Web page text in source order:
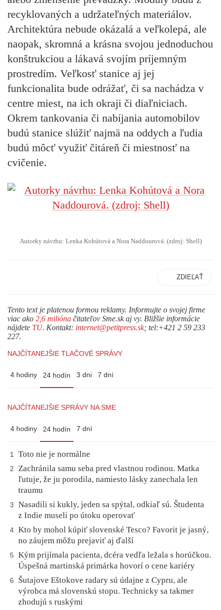
recyklovaných a udržateľných materiálov.
Architektúra nebude okázalá a veľkolepá, ale
naopak, skromná a krásna svojou jednoduchou
konštrukciou a lákavá svojím príjemným
prostredím. Veľkosť stanice aj jej
funkcionalita bude odrážať, či sa nachádza v
centre miest, na ich okraji či diaľniciach.
Okrem tankovania či nabíjania automobilov
budú stanice slúžiť najmä na oddych a ľudia
budú môcť využiť čitáreň či miestnosť na
cvičenie.
Autorky návrhu: Lenka Kohútová a Nora Naddourová. (zdroj: Shell)
ZDIEĽAŤ
Tento text je platenou formou reklamy. Informujte o svojej firme
viac ako 2,6 milióna čitateľov Sme.sk aj vy. Bližšie informácie
nájdete TU. Kontakt: internet@petitpress.sk; tel:+421 2 59 233
227.
NAJČÍTANEJŠIE TLAČOVÉ SPRÁVY
4 hodiny 24 hodín 3 dni 7 dní
NAJČÍTANEJŠIE SPRÁVY NA SME
4 hodiny 24 hodín 7 dní
1 Toto nie je normálne
2
Zachránila samu seba pred vlastnou rodinou. Matka
ľutuje, že ju porodila, namiesto lásky zanechala len
traumu
3
Nasadili si kukly, jeden sa spýtal, odkiaľ sú. Študenta
z Indie museli po útoku operovať
4 Kto by mohol kúpiť slovenské Tesco? Favorit je jasný,
no záujem môžu prejaviť aj ďalší
5
Kým prijímala pacienta, dcéra vedľa ležala s horúčkou.
Úspešná martinská primárka hovorí o cene kariéry
6
Šutajove Eštokove radary sú údajne z Cypru, ale
výrobca má slovenskú stopu. Technicky sa takmer
zhodujú s ruskými